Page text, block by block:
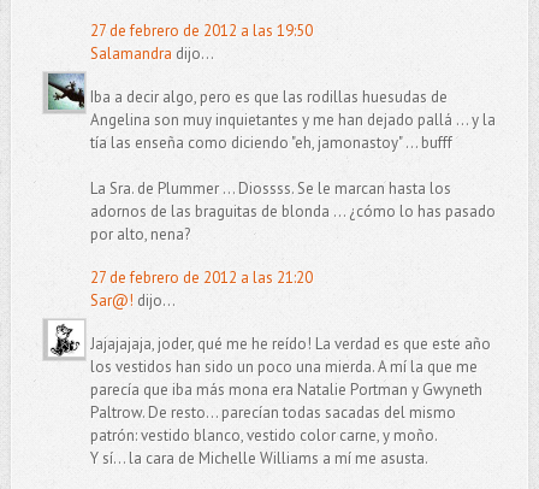
27 de febrero de 2012 a las 19:50
Salamandra dijo...
Iba a decir algo, pero es que las rodillas huesudas de
Angelina son muy inquietantes y me han dejado pallá ... y la
tía las enseña como diciendo "eh, jamonastoy" ... bufff
La Sra. de Plummer ... Diossss. Se le marcan hasta los
adornos de las braguitas de blonda ... ¿cómo lo has pasado
por alto, nena?
27 de febrero de 2012 a las 21:20
Sar@! dijo...
Jajajajaja, joder, qué me he reído! La verdad es que este año
los vestidos han sido un poco una mierda. A mí la que me
parecía que iba más mona era Natalie Portman y Gwyneth
Paltrow. De resto... parecían todas sacadas del mismo
patrón: vestido blanco, vestido color carne, y moño.
Y sí... la cara de Michelle Williams a mí me asusta.